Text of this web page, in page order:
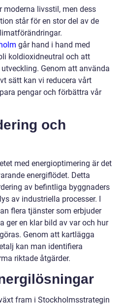
moderna livsstil, men dess
står för en stor del av de
går hand i hand med
koldioxidneutral och att
Genom att använda
sätt kan vi reducera vårt
pengar och förbättra vår
och
med energioptimering är det
energiflödet. Detta
av befintliga byggnaders
av industriella processer. I
flera tjänster som erbjuder
ger en klar bild av var och hur
Genom att kartlägga
kan man identifiera
riktade åtgärder.
fram i Stockholmsstrategin